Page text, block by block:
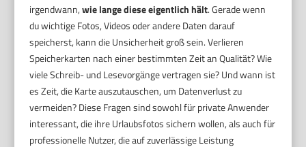
irgendwann,wie lange diese eigentlich hält. Gerade wenn
du wichtige Fotos, Videos oder andere Daten darauf
speicherst, kann die Unsicherheit groß sein. Verlieren
Speicherkarten nach einer bestimmten Zeit an Qualität? Wie
viele Schreib- und Lesevorgänge vertragen sie? Und wann ist
es Zeit, die Karte auszutauschen, um Datenverlust zu
vermeiden? Diese Fragen sind sowohl für private Anwender
interessant, die ihre Urlaubsfotos sichern wollen, als auch für
professionelle Nutzer, die auf zuverlässige Leistung